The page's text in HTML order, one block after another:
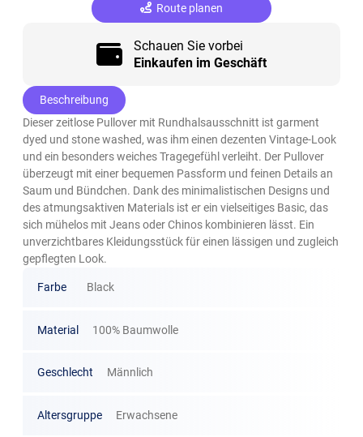
Route planen
Schauen Sie vorbei
Einkaufen im Geschäft
Beschreibung
Dieser zeitlose Pullover mit Rundhalsausschnitt ist garment
dyed und stone washed, was ihm einen dezenten Vintage-Look
und ein besonders weiches Tragegefühl verleiht. Der Pullover
überzeugt mit einer bequemen Passform und feinen Details an
Saum und Bündchen. Dank des minimalistischen Designs und
des atmungsaktiven Materials ist er ein vielseitiges Basic, das
sich mühelos mit Jeans oder Chinos kombinieren lässt. Ein
unverzichtbares Kleidungsstück für einen lässigen und zugleich
gepflegten Look.
Farbe Black
Material 100% Baumwolle
Geschlecht Männlich
Altersgruppe Erwachsene